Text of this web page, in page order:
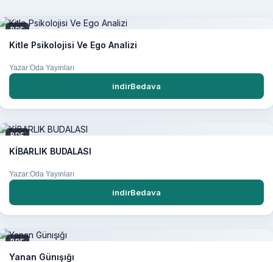
PDF
Kitle Psikolojisi Ve Ego Analizi
Yazar:Oda Yayınları
indirBedava
PDF
KİBARLIK BUDALASI
Yazar:Oda Yayınları
indirBedava
PDF
Yanan Günışığı